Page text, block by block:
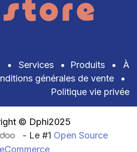
• Services • Produits •
À
générales de vente
•
Politique vie privée
© Dphi2025
- Le #1 Open Source
eCommerce